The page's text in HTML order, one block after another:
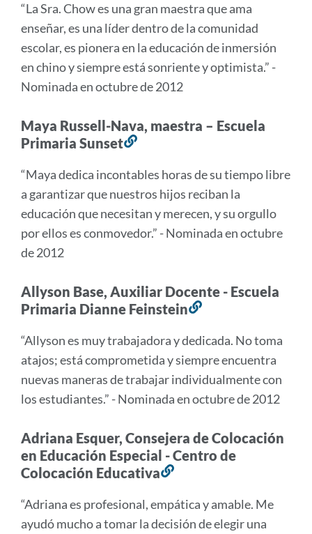
“La Sra. Chow es una gran maestra que ama
enseñar, es una líder dentro de la comunidad
escolar, es pionera en la educación de inmersión
en chino y siempre está sonriente y optimista.” -
Nominada en octubre de 2012
Maya Russell-Nava, maestra – Escuela
Primaria Sunset
esta
sección
“Maya dedica incontables horas de su tiempo libre
a garantizar que nuestros hijos reciban la
educación que necesitan y merecen, y su orgullo
por ellos es conmovedor.” - Nominada en octubre
de 2012
Allyson Base, Auxiliar Docente - Escuela
Primaria Dianne Feinstein
esta
sección
“Allyson es muy trabajadora y dedicada. No toma
atajos; está comprometida y siempre encuentra
nuevas maneras de trabajar individualmente con
los estudiantes.” - Nominada en octubre de 2012
Adriana Esquer, Consejera de Colocación
en Educación Especial - Centro de
Colocación Educativa
esta
sección
“Adriana es profesional, empática y amable. Me
ayudó mucho a tomar la decisión de elegir una